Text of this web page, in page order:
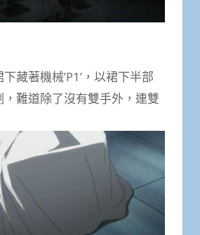
藏著機械’P1’，以裙下半部
難道除了沒有雙手外，連雙